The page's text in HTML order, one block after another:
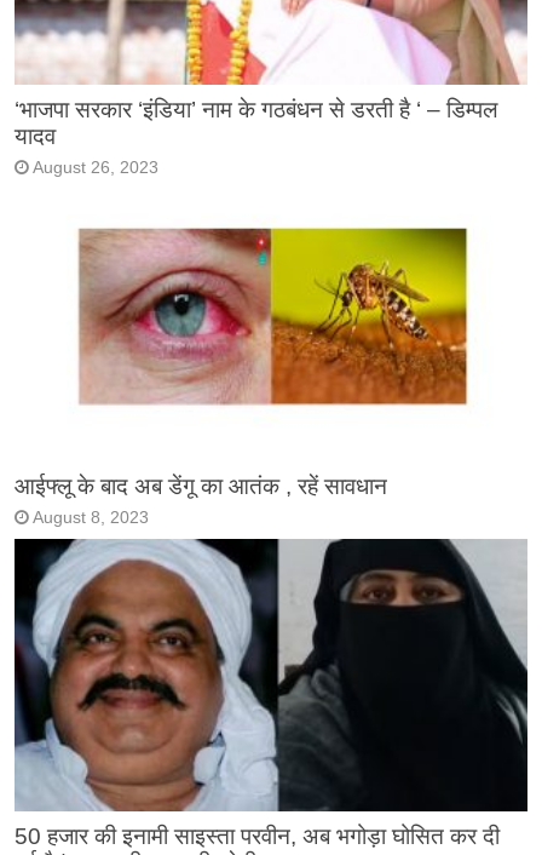
‘भाजपा सरकार ‘इंडिया’ नाम के गठबंधन से डरती है ‘ – डिम्पल
यादव
August 26, 2023
आईफ्लू के बाद अब डेंगू का आतंक , रहें सावधान
August 8, 2023
50 हजार की इनामी साइस्ता परवीन, अब भगोड़ा घोसित कर दी